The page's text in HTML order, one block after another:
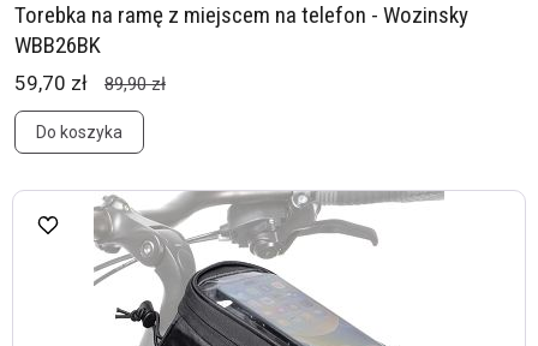
Torebka na ramę z miejscem na telefon - Wozinsky
WBB26BK
59,70 zł 89,90 zł
Do koszyka